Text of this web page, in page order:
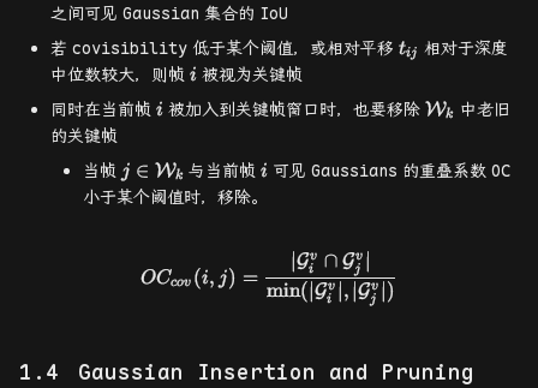
之间可见 Gaussian 集合的 IoU
若 covisibility 低于某个阈值，或相对平移 t_{ij}
tij 相对于深度
中位数较大，则帧 i
i 被视为关键帧
同时在当前帧 i
i 被加入到关键帧窗口时，也要移除 Wk
中老旧
的关键帧
当帧 j \in
\mathcal{W}_k
j ∈ Wk 与当前帧 i
i 可见 Gaussians 的重叠系数 OC
小于某个阈值时，移除。
OCcov (i, j) =
min(∣ G
i
v ∣ , ∣G
j
v ∣ )
∣Gi
v ∩ Gj
v ∣
Gaussian Insertion and Pruning